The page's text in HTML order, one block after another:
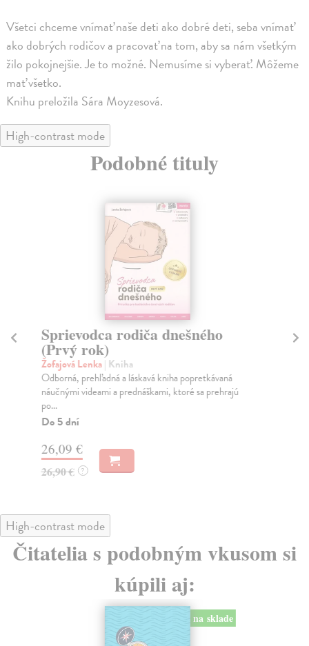
Všetci chceme vnímať naše deti ako dobré deti, seba vnímať
ako dobrých rodičov a pracovať na tom, aby sa nám všetkým
žilo pokojnejšie. Je to možné. Nemusíme si vyberať. Môžeme
mať všetko.
Knihu preložila Sára Moyzesová.
High-contrast mode
Podobné tituly
Sprievodca rodiča dnešného
(Prvý rok)
Žofajová Lenka| Kniha
Odborná, prehľadná a láskavá kniha popretkávaná
náučnými videami a prednáškami, ktoré sa prehrajú
po...
Do 5 dní
26,09 €
26,90 € ?
High-contrast mode
Čitatelia s podobným vkusom si
kúpili aj:
na sklade